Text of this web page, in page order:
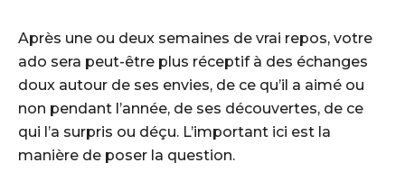
Après une ou deux semaines de vrai repos, votre
ado sera peut-être plus réceptif à des échanges
doux autour de ses envies, de ce qu’il a aimé ou
non pendant l’année, de ses découvertes, de ce
qui l’a surpris ou déçu. L’important ici est la
manière de poser la question.